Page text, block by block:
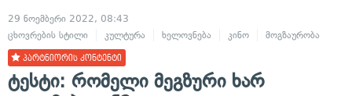
29 ნოემბერი 2022, 08:43
ცხოვრების სტილი
კულტურა ხელოვნება კინო მოგზაურობა
პარტნიორის კონტენტი
ტესტი: რომელი მეგზური ხარ